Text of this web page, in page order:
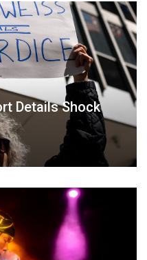
Details Shock